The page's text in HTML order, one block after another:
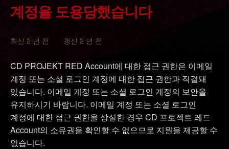
계정을 도용당했습니다
최신 2 년 전 갱신 2 년 전
CD PROJEKT RED Account에 대한 접근 권한은 이메일
계정 또는 소셜 로그인 계정에 대한 접근 권한과 직결돼
있습니다. 이메일 계정 또는 소셜 로그인 계정의 보안을
유지하시기 바랍니다. 이메일 계정 또는 소셜 로그인
계정에 대한 접근 권한을 상실한 경우 CD 프로젝트 레드
Account의 소유권을 확인할 수 없으므로 지원을 제공할 수
없습니다.